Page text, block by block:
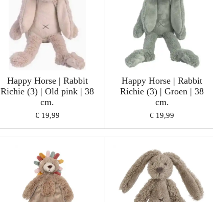
Happy Horse | Rabbit
Richie (3) | Old pink | 38
cm.
€ 19,99
Happy Horse | Rabbit
Richie (3) | Groen | 38
cm.
€ 19,99